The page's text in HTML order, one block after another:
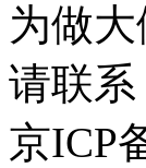
为做
请联系
京ICP